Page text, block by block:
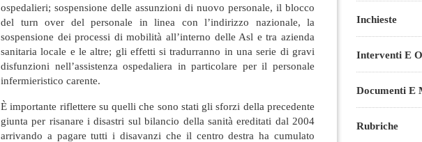
ospedalieri; sospensione delle assunzioni di nuovo personale, il blocco
del turn over del personale in linea con l’indirizzo nazionale, la
sospensione dei processi di mobilità all’interno delle Asl e tra azienda
sanitaria locale e le altre; gli effetti si tradurranno in una serie di gravi
disfunzioni nell’assistenza ospedaliera in particolare per il personale
infermieristico carente.
È importante riflettere su quelli che sono stati gli sforzi della precedente
giunta per risanare i disastri sul bilancio della sanità ereditati dal 2004
arrivando a pagare tutti i disavanzi che il centro destra ha cumulato
Inchieste
Interventi E
Documenti E
Rubriche